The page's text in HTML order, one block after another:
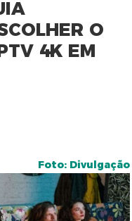
O
4K EM
Foto: Divulgação